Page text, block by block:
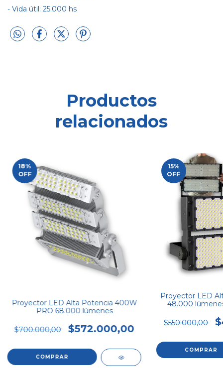
- Vida útil: 25.000 hs
Productos
relacionados
18%
OFF
Proyector LED Alta Potencia 400W
PRO 68.000 lúmenes
$700.000,00 $572.000,00
15%
OFF
Proyector LED
48.000
$550.000,00